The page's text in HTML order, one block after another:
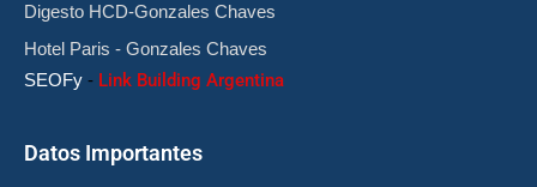
Digesto HCD-Gonzales Chaves
Hotel Paris - Gonzales Chaves
SEOFy - Link Building Argentina
Datos Importantes